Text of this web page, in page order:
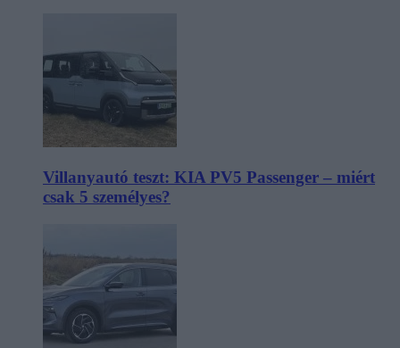
Villanyautó teszt: KIA PV5 Passenger – miért
csak 5 személyes?